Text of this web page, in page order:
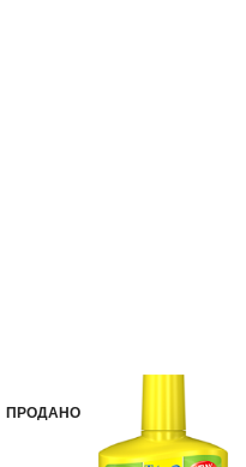
ПРОДАНО